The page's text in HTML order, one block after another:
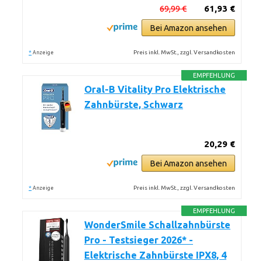
61,93 €
69,99 €
Bei Amazon ansehen
* Anzeige Preis inkl. MwSt., zzgl. Versandkosten
EMPFEHLUNG
Oral-B Vitality Pro Elektrische
Zahnbürste, Schwarz
20,29 €
Bei Amazon ansehen
* Anzeige Preis inkl. MwSt., zzgl. Versandkosten
EMPFEHLUNG
WonderSmile Schallzahnbürste
Pro - Testsieger 2026* -
Elektrische Zahnbürste IPX8, 4